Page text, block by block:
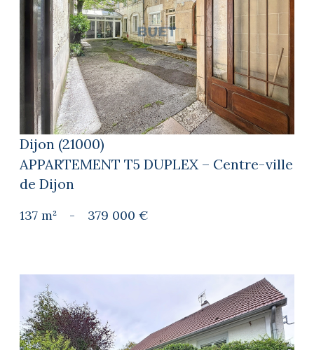
voir le bien
Dijon (21000)
APPARTEMENT T5 DUPLEX – Centre-ville
de Dijon
137 m² - 379 000 €